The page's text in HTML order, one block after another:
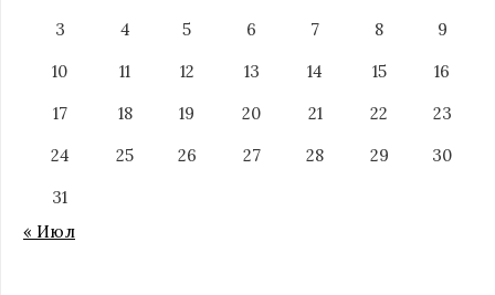
3
4 5 6 7 8
9
10
11 12 13 14 15
16
17
18 19 20 21 22
23
24
25 26 27 28 29
30
31
« Июл